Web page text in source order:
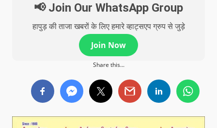
📢 Join Our WhatsApp Group
हापुड़ की ताजा खबरों के लिए हमारे व्हाट्सएप ग्रुप से जुड़े
Join Now
Share this...